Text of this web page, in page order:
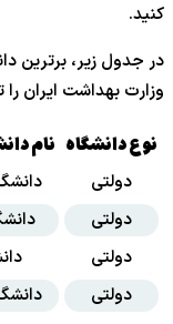
کنید.
در جدول زیر، برترین
وزارت بهداشت ایران
نوع دانشگاه نام
دولتی
دولتی
دولتی
دولتی